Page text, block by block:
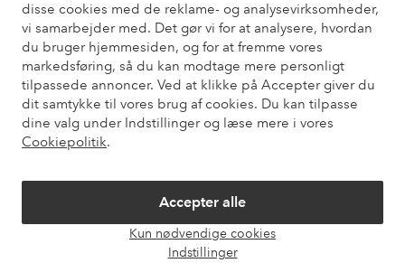
disse cookies med de reklame- og analysevirksomheder,
vi samarbejder med. Det gør vi for at analysere, hvordan
du bruger hjemmesiden, og for at fremme vores
markedsføring, så du kan modtage mere personligt
tilpassede annoncer. Ved at klikke på Accepter giver du
dit samtykke til vores brug af cookies. Du kan tilpasse
dine valg under Indstillinger og læse mere i vores
Cookiepolitik.
Accepter alle
Kun nødvendige cookies
Indstillinger
Sikre betalinger - betal nu eller del op
Vil du vide mere om vores betalingsmuligheder
elpy elpy
Facebook Instagram Pinterest
Youtube